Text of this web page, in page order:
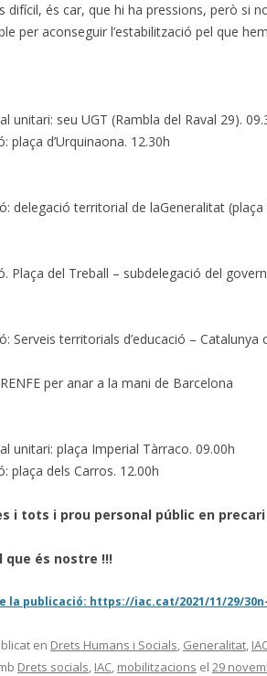
difícil, és car, que hi ha pressions, però si
per aconseguir l’estabilització pel que
unitari: seu UGT (Rambla del Raval 29).
plaça d’Urquinaona. 12.30h
delegació territorial de laGeneralitat
Plaça del Treball – subdelegació del
Serveis territorials d’educació – Catalunya
per anar a la mani de Barcelona
unitari: plaça Imperial Tàrraco. 09.00h
plaça dels Carros. 12.00h
i tots i prou personal públic en precari
que és nostre !!!
la publicació: https://iac.cat/2021/11/29/
en Drets Humans i Socials, Generalitat,
Drets socials, IAC, mobilitzacions el 29